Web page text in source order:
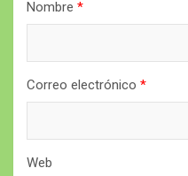
Nombre *
Correo electrónico *
Web